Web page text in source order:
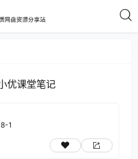
优课堂笔记
1